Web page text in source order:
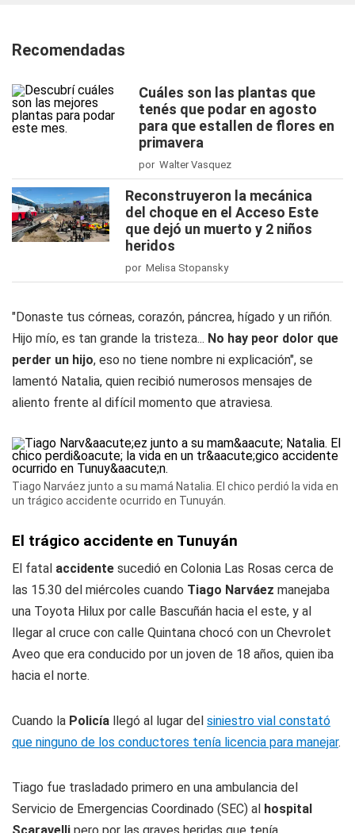
Recomendadas
Cuáles son las plantas que
tenés que podar en agosto
para que estallen de flores en
primavera
por Walter Vasquez
Reconstruyeron la mecánica
del choque en el Acceso Este
que dejó un muerto y 2 niños
heridos
por Melisa Stopansky
"Donaste tus córneas, corazón, páncrea, hígado y un riñón.
Hijo mío, es tan grande la tristeza... No hay peor dolor que
perder un hijo, eso no tiene nombre ni explicación", se
lamentó Natalia, quien recibió numerosos mensajes de
aliento frente al difícil momento que atraviesa.
Tiago Narváez junto a su mamá Natalia. El chico perdió la vida en
un trágico accidente ocurrido en Tunuyán.
El trágico accidente en Tunuyán
El fatal accidente sucedió en Colonia Las Rosas cerca de
las 15.30 del miércoles cuando Tiago Narváez manejaba
una Toyota Hilux por calle Bascuñán hacia el este, y al
llegar al cruce con calle Quintana chocó con un Chevrolet
Aveo que era conducido por un joven de 18 años, quien iba
hacia el norte.
Cuando la Policía llegó al lugar del siniestro vial constató
que ninguno de los conductores tenía licencia para manejar.
Tiago fue trasladado primero en una ambulancia del
Servicio de Emergencias Coordinado (SEC) al hospital